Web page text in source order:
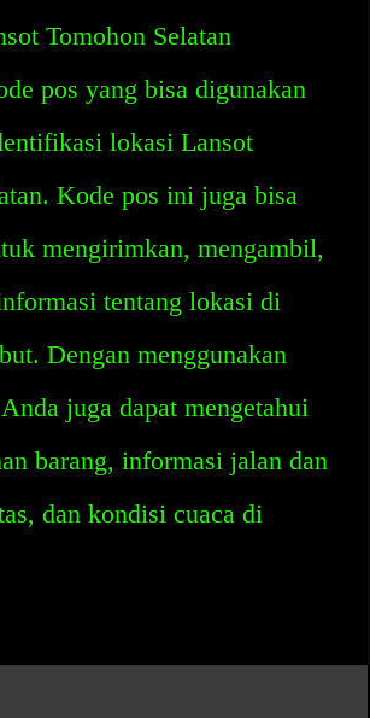
Tomohon Selatan
pos yang bisa digunakan
lokasi Lansot
Kode pos ini juga bisa
mengirimkan, mengambil,
tentang lokasi di
Dengan menggunakan
juga dapat mengetahui
barang, informasi jalan dan
dan kondisi cuaca di